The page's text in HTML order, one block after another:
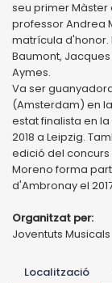
seu primer
professor Andrea
matrícula d'honor.
Baumont,
Aymes.
Va ser
(Amsterdam) en
estat finalista en
2018 a Leipzig.
edició del concurs
Moreno forma
d'Ambronay el
Organitzat per:
Joventuts Musicals
Localització